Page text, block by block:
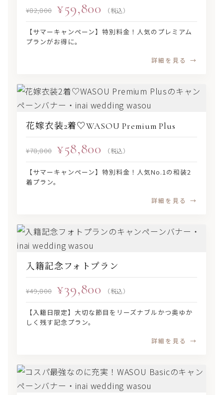
¥82,800 ¥59,800 （税込）
【サマーキャンペーン】特別料金！人気のプレミアム
プランがお得に。
詳細を見る
花嫁衣装2着♡WASOU Premium Plus
¥78,800 ¥58,800 （税込）
【サマーキャンペーン】特別料金！人気No.1の和装2
着プラン。
詳細を見る
入籍記念フォトプラン
¥49,800 ¥39,800 （税込）
【入籍日限定】大切な節目をリーズナブルかつ奥ゆか
しく残す記念プラン。
詳細を見る